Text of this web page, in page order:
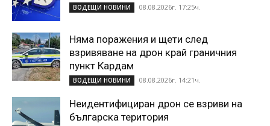
ВОДЕЩИ НОВИНИ 08.08.2026г. 17:25ч.
Няма поражения и щети след
взривяване на дрон край граничния
пункт Кардам
ВОДЕЩИ НОВИНИ 08.08.2026г. 14:21ч.
Неидентифициран дрон се взриви на
българска територия